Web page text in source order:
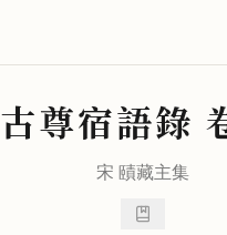
古尊宿語錄
宋 賾藏主集